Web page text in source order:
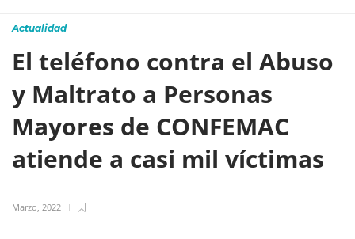
Actualidad
El teléfono contra el Abuso
y Maltrato a Personas
Mayores de CONFEMAC
atiende a casi mil víctimas
Marzo, 2022